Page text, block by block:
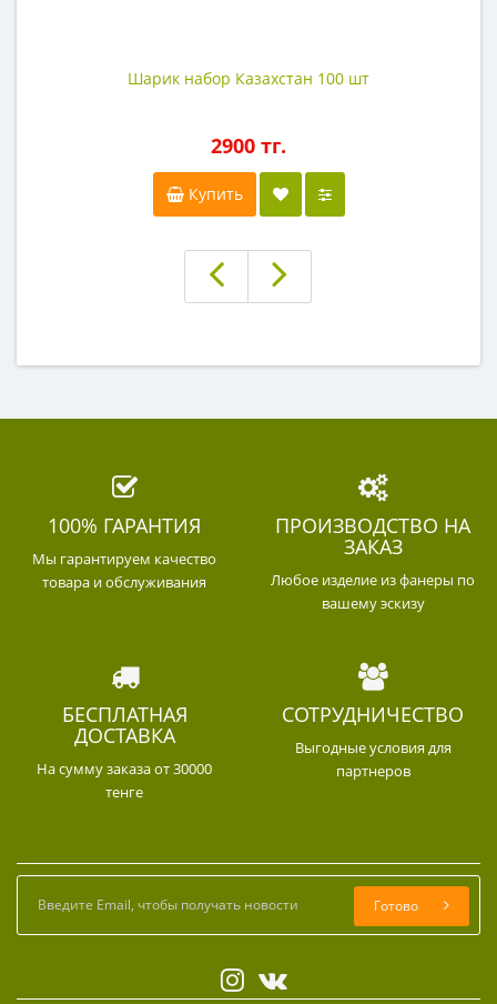
Шарик набор Казахстан 100 шт
2900 тг.
Купить
100% ГАРАНТИЯ
Мы гарантируем качество
товара и обслуживания
ПРОИЗВОДСТВО НА
ЗАКАЗ
Любое изделие из фанеры по
вашему эскизу
БЕСПЛАТНАЯ
ДОСТАВКА
На сумму заказа от 30000
тенге
СОТРУДНИЧЕСТВО
Выгодные условия для
партнеров
Готово